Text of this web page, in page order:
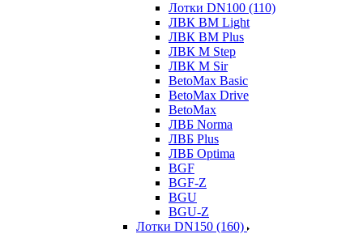
Лотки DN100 (110)
ЛВК ВМ Light
ЛВК ВМ Plus
ЛВК М Step
ЛВК М Sir
BetoMax Basic
BetoMax Drive
BetoMax
ЛВБ Norma
ЛВБ Plus
ЛВБ Optima
BGF
BGF-Z
BGU
BGU-Z
Лотки DN150 (160)